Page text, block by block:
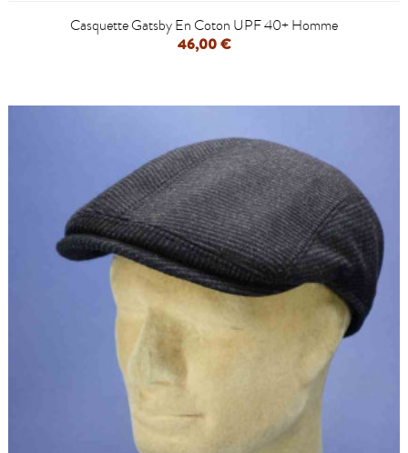
Casquette Gatsby En Coton UPF 40+ Homme
46,00 €